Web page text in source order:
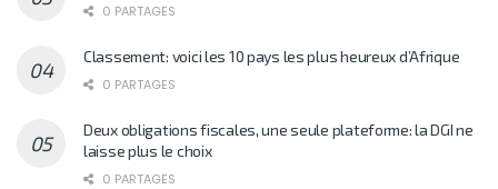
0 PARTAGES
Classement: voici les 10 pays les plus heureux d’Afrique
0 PARTAGES
Deux obligations fiscales, une seule plateforme: la DGI ne
laisse plus le choix
0 PARTAGES